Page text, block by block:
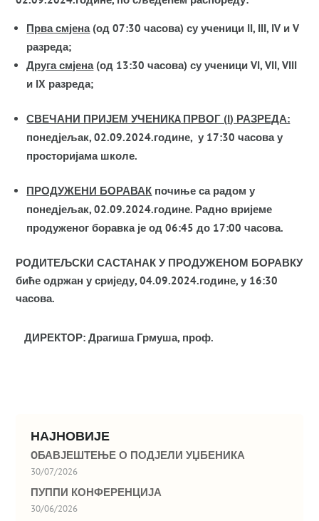
Прва смјена(од 07:30 часова) су ученици II, III, IV иV
разреда;
Друга смјена(од 13:30 часова) су ученициVI, VII, VIII
и IX разреда;
СВЕЧАНИ ПРИЈЕМ УЧЕНИКAПРВОГ (I) РАЗРЕДА:
понедјељак, 02.09.2024.године, у 17:30 часова у
просторијама школе.
ПРОДУЖЕНИ БОРАВАК почиње са радом у
понедјељак, 02.09.2024.године. Радно вријеме
продуженог боравка је од 06:45 до 17:00 часова.
РОДИТЕЉСКИ САСТАНАК У ПРОДУЖЕНОМ БОРАВКУ
биће одржан у сриједу, 04.09.2024.године, у 16:30
часова.
ДИРЕКТОР: Драгиша Грмуша, проф.
НАЈНОВИЈЕ
OБАВЈЕШТЕЊЕ О ПОДЈЕЛИ УЏБЕНИКА
30/07/2026
ПУППИ КОНФЕРЕНЦИЈА
30/06/2026